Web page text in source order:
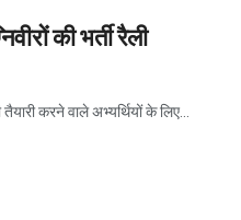
की भर्ती रैली
करने वाले अभ्यर्थियों के लिए...